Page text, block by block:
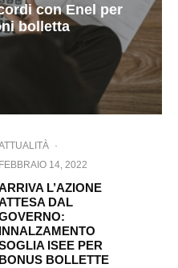
con Enel per
bolletta
·
FEBBRAIO 14, 2022
L’AZIONE
DAL
INNALZAMENTO
ISEE PER
BONUS BOLLETTE